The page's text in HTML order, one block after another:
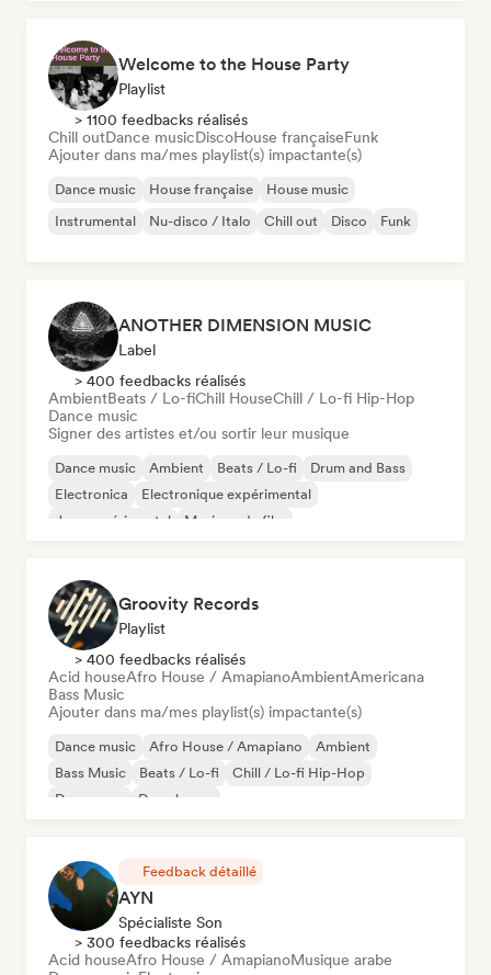
Welcome to the House Party
Playlist
> 1100 feedbacks réalisés
Chill outDance musicDiscoHouse françaiseFunk
Ajouter dans ma/mes playlist(s) impactante(s)
Dance music House française
House music
Instrumental
Nu-disco / Italo Chill out Disco Funk
ANOTHER DIMENSION MUSIC
Label
> 400 feedbacks réalisés
AmbientBeats / Lo-fiChill HouseChill / Lo-fi Hip-Hop
Dance music
Signer des artistes et/ou sortir leur musique
Dance music Ambient Beats / Lo-fi
Drum and Bass
Electronica
Electronique expérimental
Jazz expérimental
Musique de film
Groovity Records
Playlist
> 400 feedbacks réalisés
Acid houseAfro House / AmapianoAmbientAmericana
Bass Music
Ajouter dans ma/mes playlist(s) impactante(s)
Dance music Afro House / Amapiano
Ambient
Bass Music
Beats / Lo-fi
Chill / Lo-fi Hip-Hop
Dance pop
Deep house
Feedback détaillé
AYN
Spécialiste Son
> 300 feedbacks réalisés
Acid houseAfro House / AmapianoMusique arabe